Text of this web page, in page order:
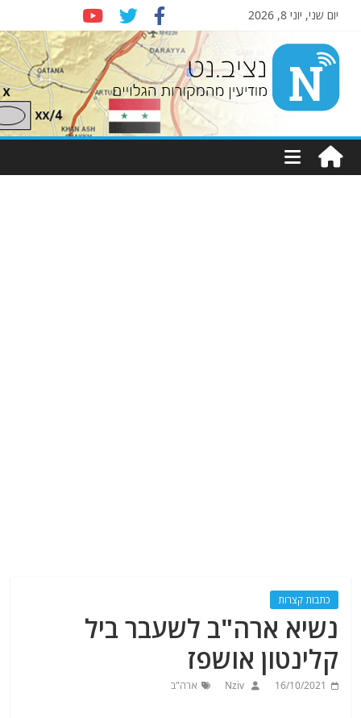
יום שני, יוני 8, 2026
Nziv.net
מודיעין
מהמקורות
כתבות קצרות
נשיא ארה"ב לשעבר ביל
קלינטון אושפז
16/10/2021
Nziv ארה"ב